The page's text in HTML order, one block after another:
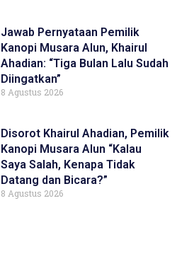
Jawab Pernyataan Pemilik
Kanopi Musara Alun, Khairul
Ahadian: “Tiga Bulan Lalu Sudah
Diingatkan”
8 Agustus 2026
Disorot Khairul Ahadian, Pemilik
Kanopi Musara Alun “Kalau
Saya Salah, Kenapa Tidak
Datang dan Bicara?”
8 Agustus 2026